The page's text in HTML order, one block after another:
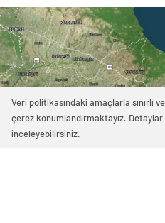
0 0
0 0
Veri politikasındaki amaçlarla sınırlı
çerez konumlandırmaktayız.
inceleyebilirsiniz.